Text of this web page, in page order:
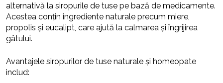
alternativă la siropurile de tuse pe bază de medicamente.
Acestea conțin ingrediente naturale precum miere,
propolis și eucalipt, care ajută la calmarea și îngrijirea
gâtului.
Avantajele siropurilor de tuse naturale și homeopate
includ: